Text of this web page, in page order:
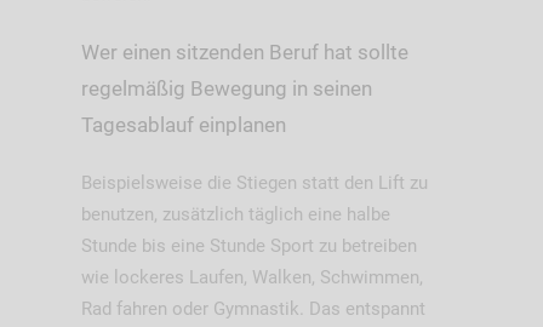
Wer einen sitzenden Beruf hat sollte
regelmäßig Bewegung in seinen
Tagesablauf einplanen
Beispielsweise die Stiegen statt den Lift zu
benutzen, zusätzlich täglich eine halbe
Stunde bis eine Stunde Sport zu betreiben
wie lockeres Laufen, Walken, Schwimmen,
Rad fahren oder Gymnastik. Das entspannt